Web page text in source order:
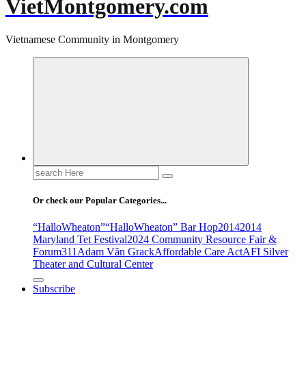
VietMontgomery.com
Vietnamese Community in Montgomery
Search
for:
Or check our Popular Categories...
“HalloWheaton”“HalloWheaton” Bar Hop20142014
Maryland Tet Festival2024 Community Resource Fair &
Forum311Adam Văn GrackAffordable Care ActAFI Silver
Theater and Cultural Center
Subscribe